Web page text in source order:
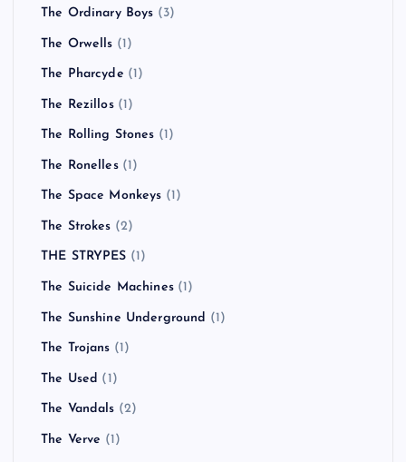
The Ordinary Boys (3)
The Orwells (1)
The Pharcyde (1)
The Rezillos(1)
The Rolling Stones (1)
The Ronelles(1)
The Space Monkeys (1)
The Strokes (2)
THE STRYPES (1)
The Suicide Machines(1)
The Sunshine Underground (1)
The Trojans (1)
The Used (1)
The Vandals (2)
The Verve (1)